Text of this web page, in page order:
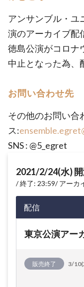
アンサンブル・ユ
演のアーカイブ配
徳島公演がコロナ
中止となった為、
お問い合わせ先
その他のお問い合
ス:
SNS : @5_egret
2021/2/24(水)
終了: 23:59 アーカ
配信
東京公演アー
販売終了 3/10(